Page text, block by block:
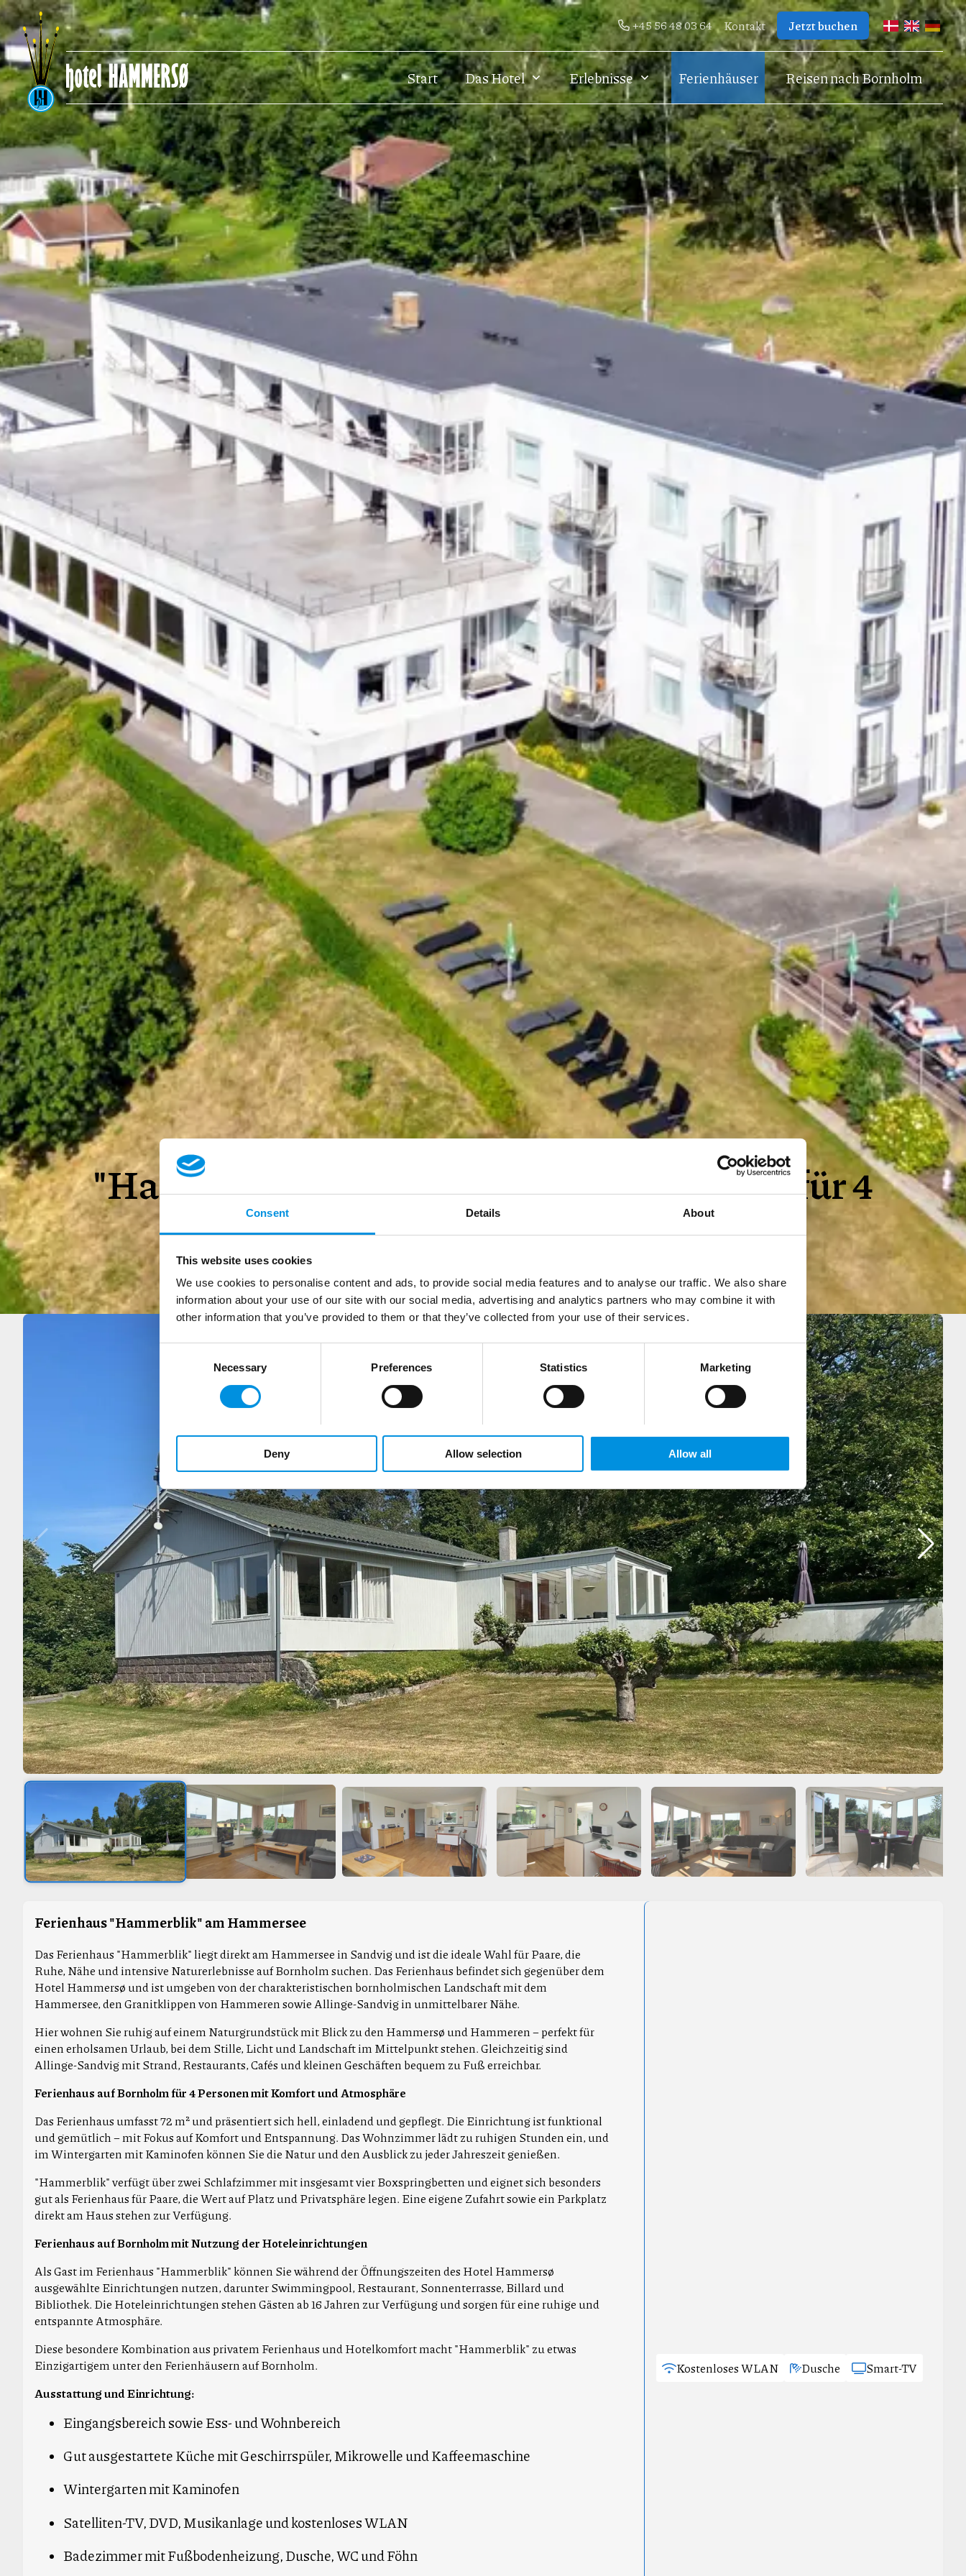
Consent Details About
This website uses cookies
We use cookies to personalise content and ads, to provide social media features and to analyse our traffic. We also share
information about your use of our site with our social media, advertising and analytics partners who may combine it with
other information that you’ve provided to them or that they’ve collected from your use of their services.
Necessary
Preferences Statistics Marketing
Deny Allow selection Allow all
DänischEnglisch
+45 56 48 03 64 Kontakt
Start Das Hotel Erlebnisse Ferienhäuser Reisen nach Bornholm
Jetzt buchen
"Hammerblik" - Ferienhaus auf Bornholm für 4
Personen am Hammersee
Start/Ferienhäuser /"Hammerblik" - Ferienhaus auf Bornholm für 4 Personen am Hammersee
Ferienhaus "Hammerblik" am Hammersee
Das Ferienhaus "Hammerblik" liegt direkt am Hammersee in Sandvig und ist die ideale Wahl für Paare, die
Ruhe, Nähe und intensive Naturerlebnisse auf Bornholm suchen. Das Ferienhaus befindet sich gegenüber dem
Hotel Hammersø und ist umgeben von der charakteristischen bornholmischen Landschaft mit dem
Hammersee, den Granitklippen von Hammeren sowie Allinge-Sandvig in unmittelbarer Nähe.
Hier wohnen Sie ruhig auf einem Naturgrundstück mit Blick zu den Hammersø und Hammeren – perfekt für
einen erholsamen Urlaub, bei dem Stille, Licht und Landschaft im Mittelpunkt stehen. Gleichzeitig sind
Allinge-Sandvig mit Strand, Restaurants, Cafés und kleinen Geschäften bequem zu Fuß erreichbar.
Ferienhaus auf Bornholm für 4 Personen mit Komfort und Atmosphäre
Das Ferienhaus umfasst 72 m² und präsentiert sich hell, einladend und gepflegt. Die Einrichtung ist funktional
und gemütlich – mit Fokus auf Komfort und Entspannung. Das Wohnzimmer lädt zu ruhigen Stunden ein, und
im Wintergarten mit Kaminofen können Sie die Natur und den Ausblick zu jeder Jahreszeit genießen.
"Hammerblik" verfügt über zwei Schlafzimmer mit insgesamt vier Boxspringbetten und eignet sich besonders
gut als Ferienhaus für Paare, die Wert auf Platz und Privatsphäre legen. Eine eigene Zufahrt sowie ein Parkplatz
direkt am Haus stehen zur Verfügung.
Ferienhaus auf Bornholm mit Nutzung der Hoteleinrichtungen
Als Gast im Ferienhaus "Hammerblik" können Sie während der Öffnungszeiten des Hotel Hammersø
ausgewählte Einrichtungen nutzen, darunter Swimmingpool, Restaurant, Sonnenterrasse, Billard und
Bibliothek. Die Hoteleinrichtungen stehen Gästen ab 16 Jahren zur Verfügung und sorgen für eine ruhige und
entspannte Atmosphäre.
Diese besondere Kombination aus privatem Ferienhaus und Hotelkomfort macht "Hammerblik" zu etwas
Einzigartigem unter den Ferienhäusern auf Bornholm.
Ausstattung und Einrichtung:
Eingangsbereich sowie Ess- und Wohnbereich
Gut ausgestattete Küche mit Geschirrspüler, Mikrowelle und Kaffeemaschine
Wintergarten mit Kaminofen
Satelliten-TV, DVD, Musikanlage und kostenloses WLAN
Badezimmer mit Fußbodenheizung, Dusche, WC und Föhn
Kostenloses WLAN Dusche Smart-TV